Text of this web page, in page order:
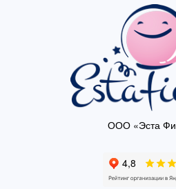
ООО «Эста